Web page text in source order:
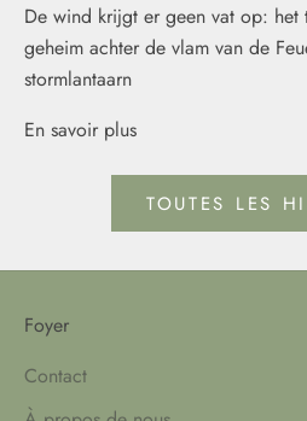
De wind krijgt er geen vat op: het
geheim achter de vlam van de
stormlantaarn
En savoir plus
TOUTES LES
Foyer
Contact